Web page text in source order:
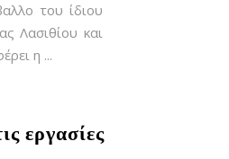
του ίδιου
Λασιθίου και
η ...
εργασίες